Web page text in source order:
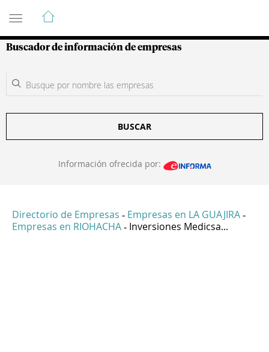
Guía de Empresas Colombianas
Buscador de información de empresas
BUSCAR
Información ofrecida por:
Directorio de Empresas - Empresas en LA GUAJIRA -
Empresas en RIOHACHA - Inversiones Medicsa...